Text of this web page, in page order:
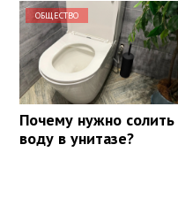
ОБЩЕСТВО
Почему нужно солить
воду в унитазе?